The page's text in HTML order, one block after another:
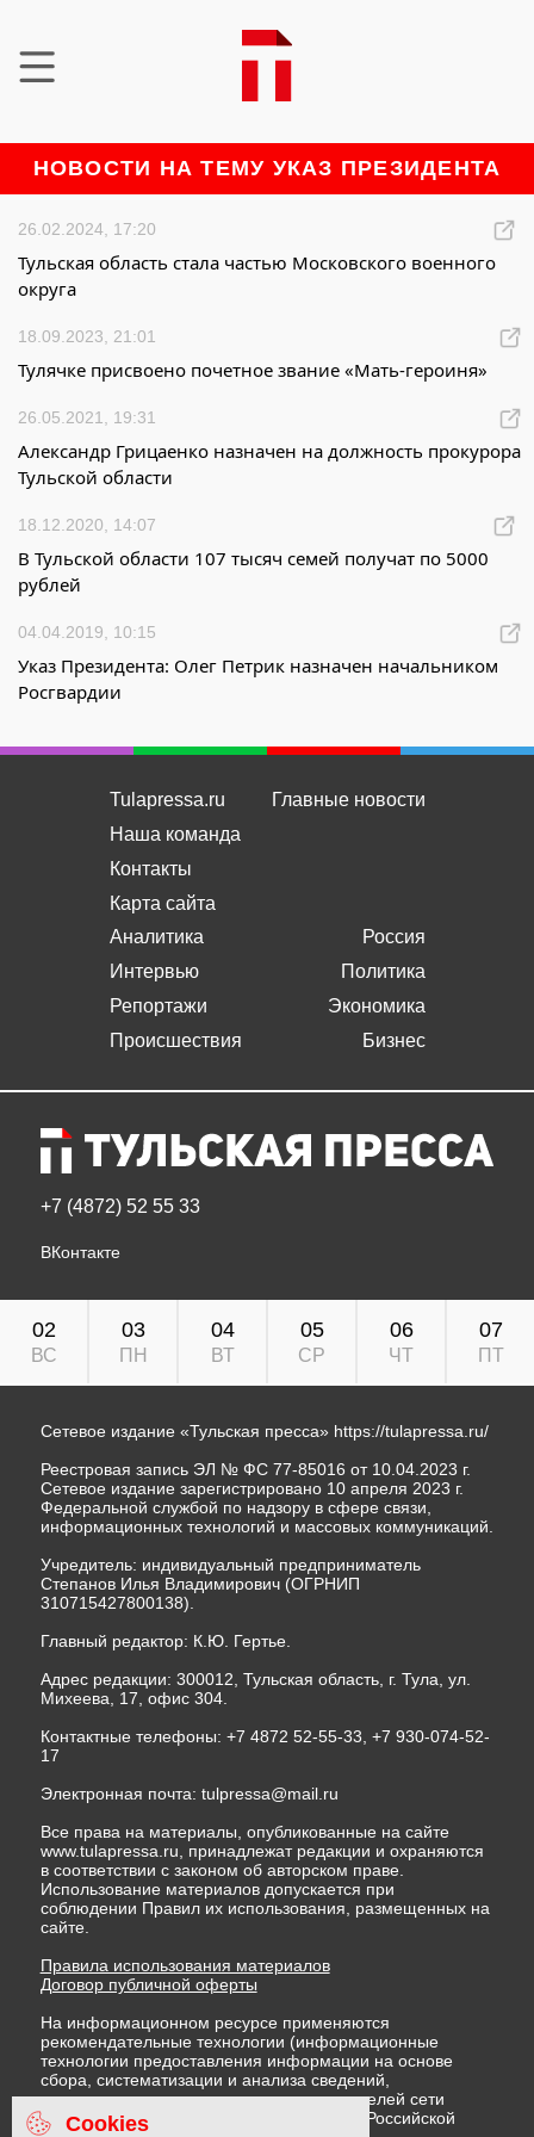
НОВОСТИ НА ТЕМУ УКАЗ ПРЕЗИДЕНТА
26.02.2024, 17:20
Тульская область стала частью Московского военного
округа
18.09.2023, 21:01
Тулячке присвоено почетное звание «Мать-героиня»
26.05.2021, 19:31
Александр Грицаенко назначен на должность прокурора
Тульской области
18.12.2020, 14:07
В Тульской области 107 тысяч семей получат по 5000
рублей
04.04.2019, 10:15
Указ Президента: Олег Петрик назначен начальником
Росгвардии
Tulapressa.ru
Наша команда
Контакты
Карта сайта
Главные новости
Аналитика
Интервью
Репортажи
Происшествия
Россия
Политика
Экономика
Бизнес
+7 (4872) 52 55 33
ВКонтакте
02
ВС
03
ПН
04
ВТ
05
СР
06
ЧТ
07
ПТ
Сетевое издание «Тульская пресса» https://tulapressa.ru/
Реестровая запись ЭЛ № ФС 77-85016 от 10.04.2023 г.
Сетевое издание зарегистрировано 10 апреля 2023 г.
Федеральной службой по надзору в сфере связи,
информационных технологий и массовых коммуникаций.
Учредитель: индивидуальный предприниматель
Степанов Илья Владимирович (ОГРНИП
310715427800138).
Главный редактор: К.Ю. Гертье.
Адрес редакции: 300012, Тульская область, г. Тула, ул.
Михеева, 17, офис 304.
Контактные телефоны: +7 4872 52-55-33, +7 930-074-52-
17
Электронная почта: tulpressa@mail.ru
Все права на материалы, опубликованные на сайте
www.tulapressa.ru, принадлежат редакции и охраняются
в соответствии с законом об авторском праве.
Использование материалов допускается при
соблюдении Правил их использования, размещенных на
сайте.
Правила использования материалов
Договор публичной оферты
На информационном ресурсе применяются
рекомендательные технологии (информационные
технологии предоставления информации на основе
сбора, систематизации и анализа сведений,
относящихся к предпочтениям пользователей сети
"Интернет", находящихся на территории Российской
Cookies